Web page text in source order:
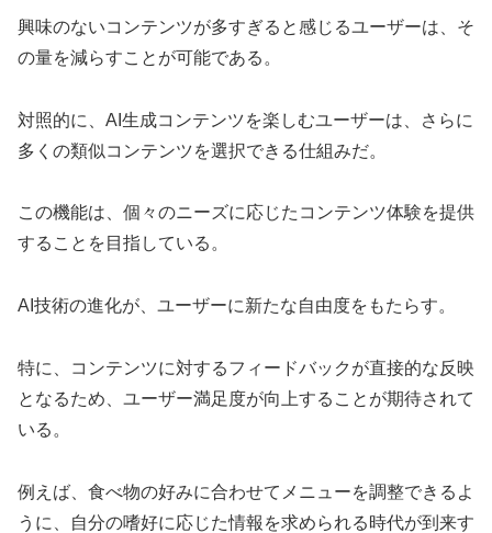
興味のないコンテンツが多すぎると感じるユーザーは、そ
の量を減らすことが可能である。
対照的に、AI生成コンテンツを楽しむユーザーは、さらに
多くの類似コンテンツを選択できる仕組みだ。
この機能は、個々のニーズに応じたコンテンツ体験を提供
することを目指している。
AI技術の進化が、ユーザーに新たな自由度をもたらす。
特に、コンテンツに対するフィードバックが直接的な反映
となるため、ユーザー満足度が向上することが期待されて
いる。
例えば、食べ物の好みに合わせてメニューを調整できるよ
うに、自分の嗜好に応じた情報を求められる時代が到来す